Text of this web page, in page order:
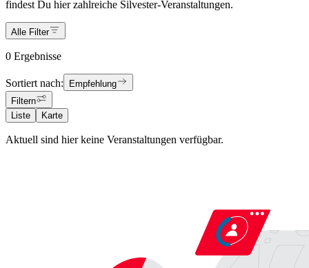
findest Du hier zahlreiche Silvester-Veranstaltungen.
Alle Filter
0 Ergebnisse
Sortiert nach:
Empfehlung
Filtern
Liste
Karte
Aktuell sind hier keine Veranstaltungen verfügbar.